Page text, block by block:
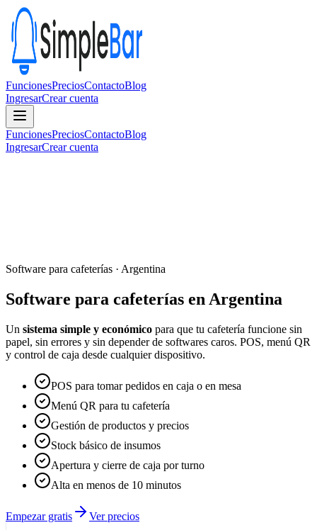
FuncionesPreciosContactoBlog
IngresarCrear cuenta
FuncionesPreciosContactoBlog
IngresarCrear cuenta
Software para cafeterías · Argentina
Software para cafeterías en Argentina
Un sistema simple y económico para que tu cafetería funcione sin
papel, sin errores y sin depender de softwares caros. POS, menú QR
y control de caja desde cualquier dispositivo.
POS para tomar pedidos en caja o en mesa
Menú QR para tu cafetería
Gestión de productos y precios
Stock básico de insumos
Apertura y cierre de caja por turno
Alta en menos de 10 minutos
Empezar gratis Ver precios